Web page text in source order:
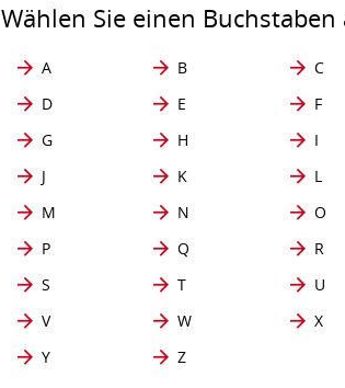
Wählen Sie einen Buchstaben
A B
C
D
E
F
G
H
I
J
K
L
M
N
O
P
Q
R
S
T
U
V
W
X
Y
Z